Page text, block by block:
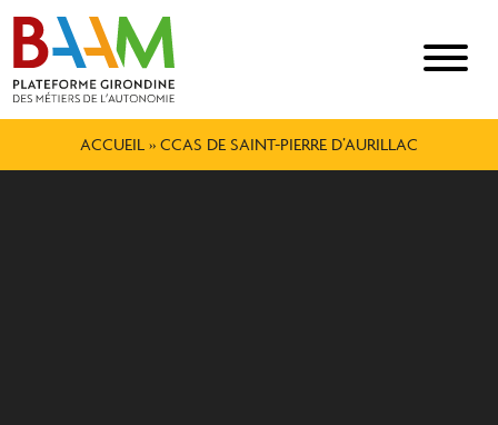
ACCUEIL » CCAS DE SAINT-PIERRE D’AURILLAC